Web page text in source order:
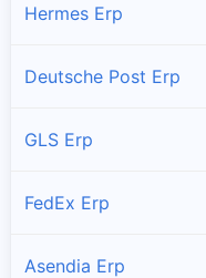
Hermes Erp
Deutsche Post Erp
GLS Erp
FedEx Erp
Asendia Erp